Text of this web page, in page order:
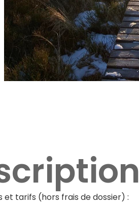
et tarifs (hors frais de dossier) :